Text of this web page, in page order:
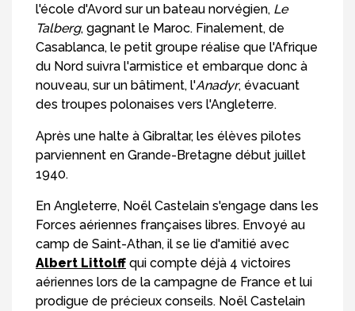
l'école d'Avord sur un bateau norvégien, Le
Talberg, gagnant le Maroc. Finalement, de
Casablanca, le petit groupe réalise que l'Afrique
du Nord suivra l'armistice et embarque donc à
nouveau, sur un bâtiment, l'Anadyr, évacuant
des troupes polonaises vers l'Angleterre.
Après une halte à Gibraltar, les élèves pilotes
parviennent en Grande-Bretagne début juillet
1940.
En Angleterre, Noël Castelain s'engage dans les
Forces aériennes françaises libres. Envoyé au
camp de Saint-Athan, il se lie d'amitié avec
Albert Littolff qui compte déjà 4 victoires
aériennes lors de la campagne de France et lui
prodigue de précieux conseils. Noël Castelain